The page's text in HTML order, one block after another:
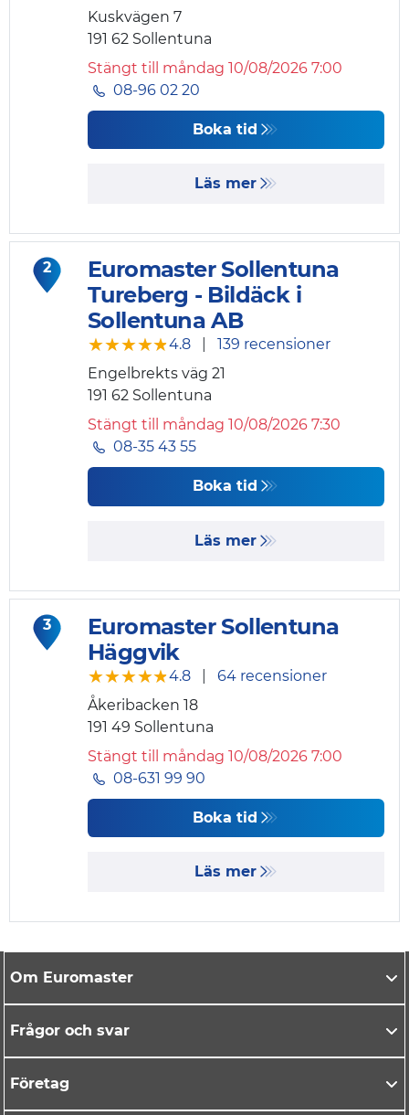
Kuskvägen 7
191 62 Sollentuna
Stängt till måndag 10/08/2026 7:00
08-96 02 20
Boka tid
Läs mer
2
Euromaster Sollentuna
Tureberg - Bildäck i
Sollentuna AB
★★★★★
★★★★★4.8 |139 recensioner
Engelbrekts väg 21
191 62 Sollentuna
Stängt till måndag 10/08/2026 7:30
08-35 43 55
Boka tid
Läs mer
3
Euromaster Sollentuna
Häggvik
★★★★★
★★★★★4.8 |64 recensioner
Åkeribacken 18
191 49 Sollentuna
Stängt till måndag 10/08/2026 7:00
08-631 99 90
Boka tid
Läs mer
Om Euromaster
Frågor och svar
Företag